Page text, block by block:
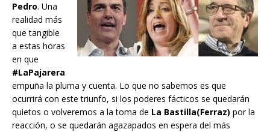
Pedro. Una
realidad más
que tangible
a estas horas
en que
#LaPajarera
empuña la pluma y cuenta. Lo que no sabemos es que
ocurrirá con este triunfo, si los poderes fácticos se quedarán
quietos o volveremos a la toma de La Bastilla(Ferraz) por la
reacción, o se quedarán agazapados en espera del más